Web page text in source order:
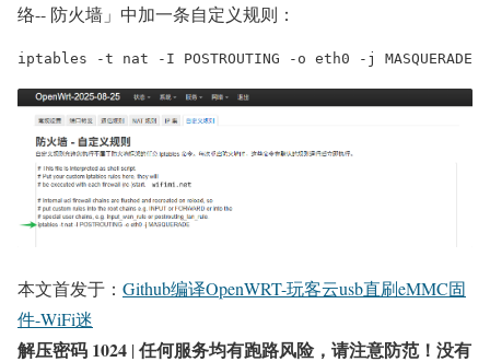
络-- 防火墙」中加一条自定义规则：
iptables -t nat -I POSTROUTING -o eth0 -j MASQUERADE
本文首发于： Github编译OpenWRT-玩客云usb直刷eMMC固
件-WiFi迷
解压密码 1024 |任何服务均有跑路风险，请注意防范！没有